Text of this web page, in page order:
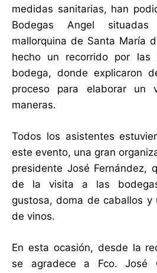
medidas sanitarias, han
Bodegas Angel
mallorquina de Santa María
hecho un recorrido por las
bodega, donde explicaron
proceso para elaborar un
maneras.
Todos los asistentes
este evento, una gran
presidente José Fernández,
de la visita a las
gustosa, doma de caballos y
de vinos.
En esta ocasión, desde la
se agradece a Fco. José